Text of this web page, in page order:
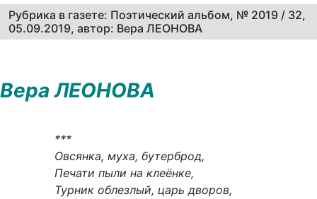
Рубрика в газете: Поэтический альбом, № 2019 / 32,
05.09.2019, автор: Вера ЛЕОНОВА
Вера ЛЕОНОВА
***
Овсянка, муха, бутерброд,
Печати пыли на клеёнке,
Турник облезлый, царь дворов,